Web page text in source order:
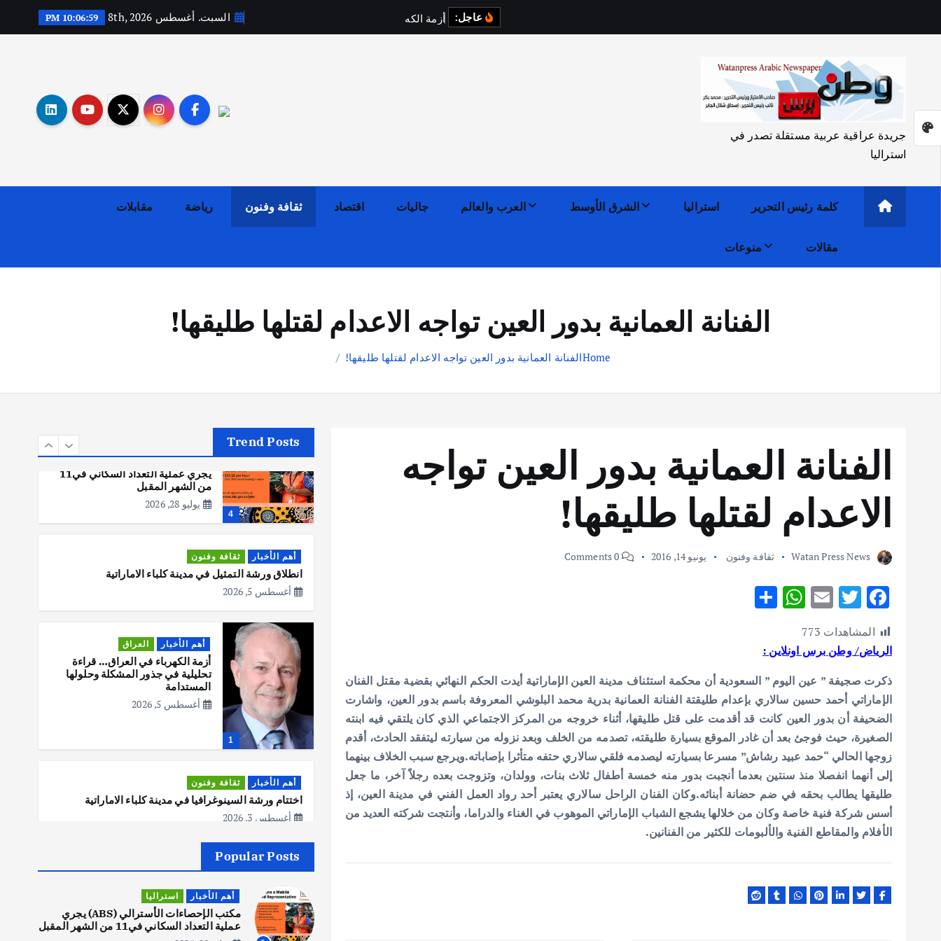
عاجل: أزمة كه ربا ء ف السبت. أغسطس 8th, 2026 10:07:00 PM
جريدة عراقية عربية مستقلة تصدر في
استراليا
كلمة رئيس التحرير استراليا الشرق الأوسط العرب والعالم جاليات اقتصاد ثقافة وفنون رياضة مقابلات
مقالات منوعات
الفنانة العمانية بدور العين تواجه الاعدام لقتلها طليقها!
Homeالفنانة العمانية بدور العين تواجه الاعدام لقتلها طليقها!
الفنانة العمانية بدور العين تواجه
الاعدام لقتلها طليقها!
Watan Press News ثقافة وفنون يونيو 14, 2016
F
ac
e
b
o
o
k
T
w
it
te
r
E
ai
l
W
at
s
A
p
p
المشاهدات 773
الرياض/ وطن برس اونلاين :
ذكرت صجيفة ” عين اليوم ” السعودية أن محكمة استئناف مدينة العين الإماراتية أيدت الحكم النهائي بقضية مقتل الفنان
الإماراتي أحمد حسين سالاري بإعدام طليقتة الفنانة العمانية بدرية محمد البلوشي المعروفة باسم بدور العين، واشارت
الضحيفة أن بدور العين كانت قد أقدمت على قتل طليقها، أثناء خروجه من المركز الاجتماعي الذي كان يلتقي فيه ابنته
الصغيرة، حيث فوجئ بعد أن غادر الموقع بسيارة طليقته، تصدمه من الخلف وبعد نزوله من سيارته ليتفقد الحادث، أقدم
زوجها الحالي “حمد عبيد رشاش” مسرعا بسيارته ليصدمه فلقي سالاري حتفه متأثرا بإصاباته.ويرجع سبب الخلاف بينهما
إلى أنهما انفصلا منذ سنتين بعدما أنجبت بدور منه خمسة أطفال ثلاث بنات، وولدان، وتزوجت بعده رجلاً آخر، ما جعل
طليقها يطالب بحقه في ضم حضانة أبنائه.وكان الفنان الراحل سالاري يعتبر أحد رواد العمل الفني في مدينة العين، إذ
أسس شركة فنية خاصة وكان من خلالها يشجع الشباب الإماراتي الموهوب في الغناء والدراما، وأنتجت شركته العديد من
الأفلام والمقاطع الفنية والألبومات للكثير من الفنانين.
Trend Posts
يوليو 30, 2026
4
مكتب الإحصاءات الأسترالي (ABS)
يجري عملية التعداد السكاني في11
من الشهر المقبل
يوليو 28, 2026
أهم الأخبار ثقافة وفنون
انطلاق ورشة التمثيل في مدينة كلباء الاماراتية
أغسطس 5, 2026
1
أهم الأخبار العراق
أزمة الكهرباء في العراق… قراءة
تحليلية في جذور المشكلة وحلولها
المستدامة
أغسطس 5, 2026
أهم الأخبار ثقافة وفنون
اختتام ورشة السينوغرافيا في مدينة كلباء الاماراتية
أغسطس 3, 2026
أهم الأخبار جاليات غير مصنف
قصة نجاح العراقي عمر الشمري الذي
اصبح بطلاً لأستراليا بلعبة كمال
الاجسام
يوليو 30, 2026
Popular Posts
أهم الأخبار استراليا
مكتب الإحصاءات الأسترالي (ABS) يجري
عملية التعداد السكاني في11 من الشهر المقبل